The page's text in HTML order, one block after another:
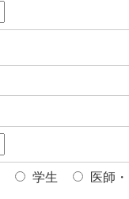
学生
医師・